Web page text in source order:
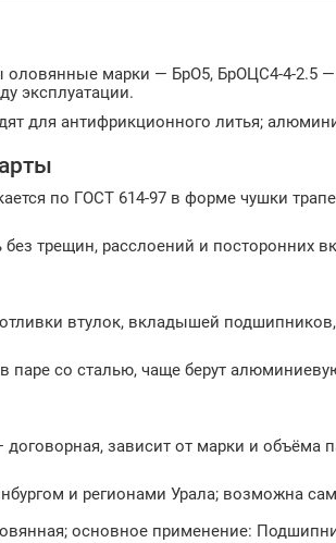
оловянные марки — БрО5, БрОЦС4-4-
эксплуатации.
для антифрикционного литья;
по ГОСТ 614-97 в форме чушки
трещин, расслоений и посторонних
втулок, вкладышей
паре со сталью, чаще берут
зависит от марки и
и регионами Урала; возможна
основное применение: